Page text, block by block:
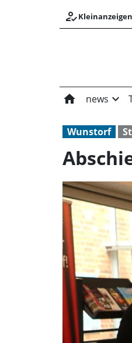
how_to_reg
home news expand_more
Wunstorf